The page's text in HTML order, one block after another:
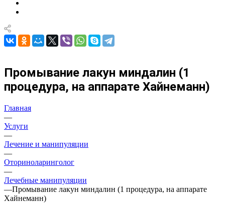
Промывание лакун миндалин (1
процедура, на аппарате Хайнеманн)
Главная
—
Услуги
—
Лечение и манипуляции
—
Оториноларинголог
—
Лечебные манипуляции
—Промывание лакун миндалин (1 процедура, на аппарате
Хайнеманн)